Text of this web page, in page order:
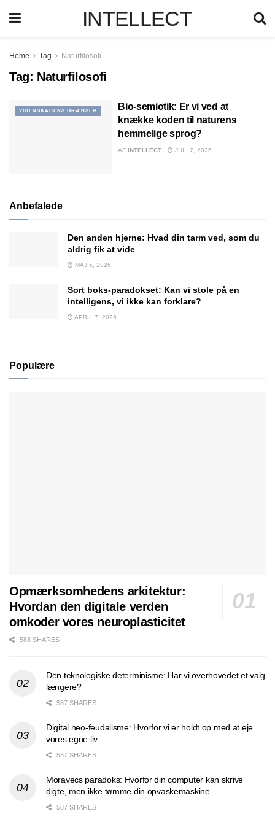
INTELLECT
Home Tag Naturfilosofi
Tag: Naturfilosofi
VIDENSKABENS GRÆNSER
Bio-semiotik: Er vi ved at
knække koden til naturens
hemmelige sprog?
AF INTELLECT JULI 7, 2026
Anbefalede
Den anden hjerne: Hvad din tarm ved, som du
aldrig fik at vide
MAJ 5, 2026
Sort boks-paradokset: Kan vi stole på en
intelligens, vi ikke kan forklare?
APRIL 7, 2026
Populære
Opmærksomhedens arkitektur:
Hvordan den digitale verden
omkoder vores neuroplasticitet
588 SHARES
Den teknologiske determinisme: Har vi overhovedet et valg
længere?
587 SHARES
Digital neo-feudalisme: Hvorfor vi er holdt op med at eje
vores egne liv
587 SHARES
Moravecs paradoks: Hvorfor din computer kan skrive
digte, men ikke tømme din opvaskemaskine
587 SHARES